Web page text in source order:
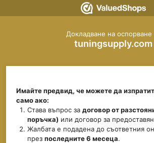
Докладване на оспорване
tuningsupply.com
Имайте предвид, че можете да
само ако:
Става въпрос задоговор от
поръчка) или договор за
Жалбата е подадена до съответния
презпоследните 6 месеца.